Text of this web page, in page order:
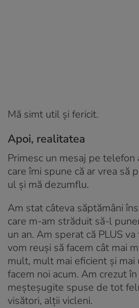
Mă simt util și fericit.
Apoi, realitatea
Primesc un mesaj pe telefon
care îmi spune că ar vrea să
ul și mă dezumflu.
Am stat câteva săptămâni
care m-am străduit să-l
un an. Am sperat că PLUS
vom reuși să facem cât mai
mult, mult mai eficient și mai
facem noi acum. Am crezut
meșteșugite spuse de tot
visători, alții vicleni.